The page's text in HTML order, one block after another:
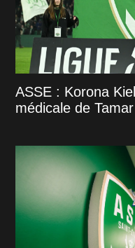
ASSE : Korona
médicale de